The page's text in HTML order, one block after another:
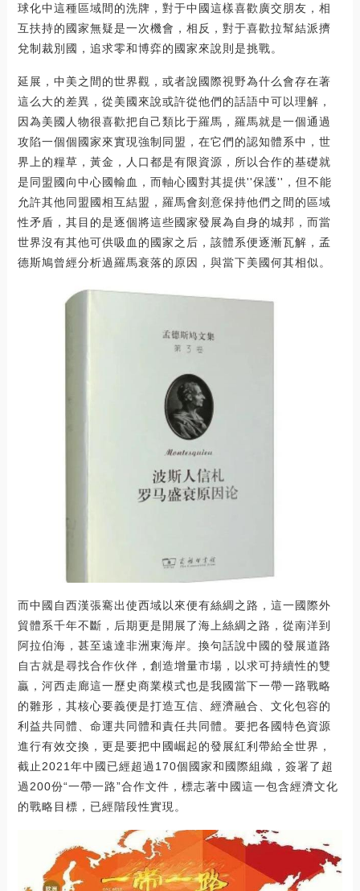
球化中這種區域間的洗牌，對于中國這樣喜歡廣交朋友，相
互扶持的國家無疑是一次機會，相反，對于喜歡拉幫結派擠
兌制裁別國，追求零和博弈的國家來說則是挑戰。
延展，中美之間的世界觀，或者說國際視野為什么會存在著
這么大的差異，從美國來說或許從他們的話語中可以理解，
因為美國人物很喜歡把自己類比于羅馬，羅馬就是一個通過
攻陷一個個國家來實現強制同盟，在它們的認知體系中，世
界上的糧草，黃金，人口都是有限資源，所以合作的基礎就
是同盟國向中心國輸血，而軸心國對其提供''保護''，但不能
允許其他同盟國相互結盟，羅馬會刻意保持他們之間的區域
性矛盾，其目的是逐個將這些國家發展為自身的城邦，而當
世界沒有其他可供吸血的國家之后，該體系便逐漸瓦解，孟
德斯鳩曾經分析過羅馬衰落的原因，與當下美國何其相似。
而中國自西漢張騫出使西域以來便有絲綢之路，這一國際外
貿體系千年不斷，后期更是開展了海上絲綢之路，從南洋到
阿拉伯海，甚至遠達非洲東海岸。換句話說中國的發展道路
自古就是尋找合作伙伴，創造增量市場，以求可持續性的雙
贏，河西走廊這一歷史商業模式也是我國當下一帶一路戰略
的雛形，其核心要義便是打造互信、經濟融合、文化包容的
利益共同體、命運共同體和責任共同體。要把各國特色資源
進行有效交換，更是要把中國崛起的發展紅利帶給全世界，
截止2021年中國已經超過170個國家和國際組織，簽署了超
過200份“一帶一路”合作文件，標志著中國這一包含經濟文化
的戰略目標，已經階段性實現。